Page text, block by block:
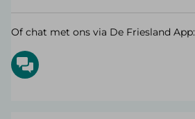
Of chat met ons via De Friesland App: